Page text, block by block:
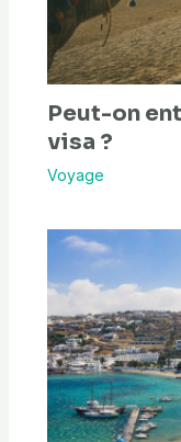
Peut-on
visa ?
Voyage